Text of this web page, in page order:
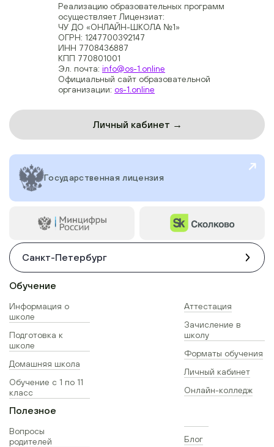
Реализацию образовательных программ
осуществляет Лицензиат:
ЧУ ДО «ОНЛАЙН-ШКОЛА №1»
ОГРН: 1247700392147
ИНН 7708436887
КПП 770801001
Эл. почта: info@os-1.online
Официальный сайт образовательной
организации: os-1.online
Личный кабинет →
Государственная лицензия
Санкт-Петербург
Обучение
Информация о
школе
Подготовка к
школе
Домашняя школа
Обучение с 1 по 11
класс
Аттестация
Зачисление в
школу
Форматы обучения
Личный кабинет
Онлайн-колледж
Полезное
Вопросы
родителей
Блог